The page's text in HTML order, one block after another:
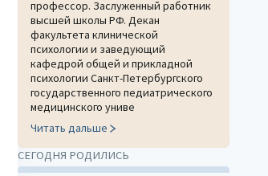
профессор. Заслуженный работник
высшей школы РФ. Декан
факультета клинической
психологии и заведующий
кафедрой общей и прикладной
психологии Санкт-Петербургского
государственного педиатрического
медицинского униве
Читать дальше
СЕГОДНЯ РОДИЛИСЬ